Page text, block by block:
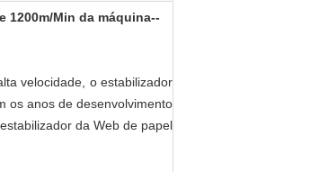
1200m/Min da máquina--
velocidade, o estabilizador
os anos de desenvolvimento
da Web de papel